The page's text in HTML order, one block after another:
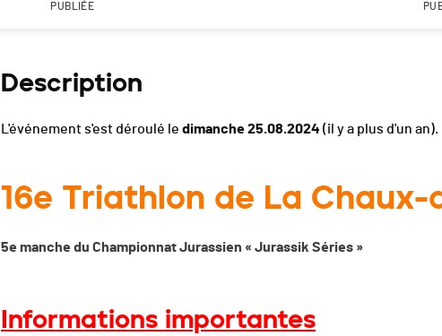
PUBLIÉE
Description
L'événement s'est déroulé le dimanche 25.08.2024 (il y a plus d'un an).
16e Triathlon de La Chaux-
5e manche du Championnat Jurassien « Jurassik Séries »
Informations importantes